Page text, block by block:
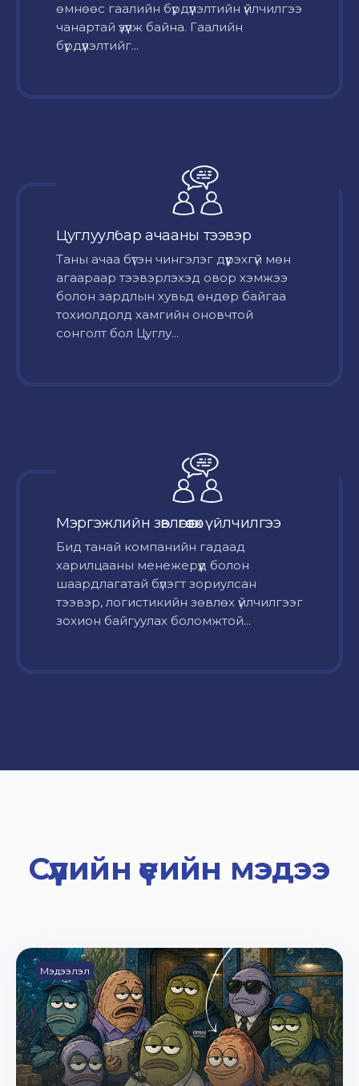
өмнөөс гаалийн бүрдүүлэлтийн үйлчилгээ
чанартай үзүүлж байна. Гаалийн
бүрдүүлэлтийг...
Цуглуулбар ачааны тээвэр
Таны ачаа бүтэн чингэлэг дүүрэхгүй мөн
агаараар тээвэрлэхэд овор хэмжээ
болон зардлын хувьд өндөр байгаа
тохиолдолд хамгийн оновчтой
сонголт бол Цуглу...
Мэргэжлийн зөвлөгөө өгөх үйлчилгээ
Бид танай компанийн гадаад
харилцааны менежерүүд болон
шаардлагатай бүлэгт зориулсан
тээвэр, логистикийн зөвлөх үйлчилгээг
зохион байгуулах боломжтой...
Сүүлийн үеийн мэдээ
Мэдээлэл